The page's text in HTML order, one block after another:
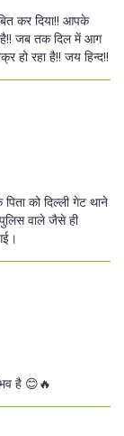
कर दिया!! आपके
है!! जब तक दिल में आग
हो रहा है!! जय हिन्द!!
को दिल्ली गेट थाने
वाले जैसे ही
है 😊🔥